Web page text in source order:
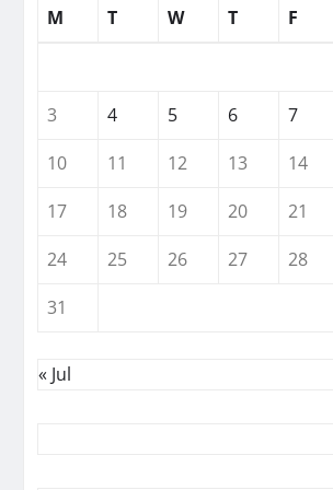
M T W T F
3
4 5 6 7
10
11 12 13 14
17
18 19 20 21
24
25 26 27 28
31
« Jul